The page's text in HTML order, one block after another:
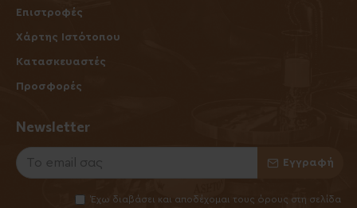
Επιστροφές
Χάρτης Ιστότοπου
Κατασκευαστές
Προσφορές
Newsletter
Εγγραφή
Έχω διαβάσει και αποδέχομαι τους όρους στη σελίδα